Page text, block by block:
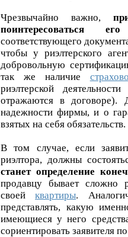
Чрезвычайно важно,
поинтересоваться
соответствующего
чтобы у риэлтерского
добровольную
так же наличие
риэлтерской
отражаются в договоре).
надежности фирмы, и о
взятых на себя обязательств.
В том случае, если
риэлтора, должны
станет определение
продавцу бывает сложно
своейквартиры.
представлять, какую
имеющиеся у него
сориентировать заявителя